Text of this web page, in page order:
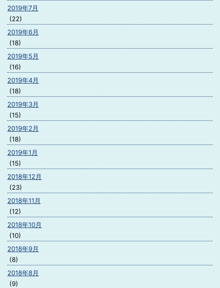
2019年7月
(22)
2019年6月
(18)
2019年5月
(16)
2019年4月
(18)
2019年3月
(15)
2019年2月
(18)
2019年1月
(15)
2018年12月
(23)
2018年11月
(12)
2018年10月
(10)
2018年9月
(8)
2018年8月
(9)